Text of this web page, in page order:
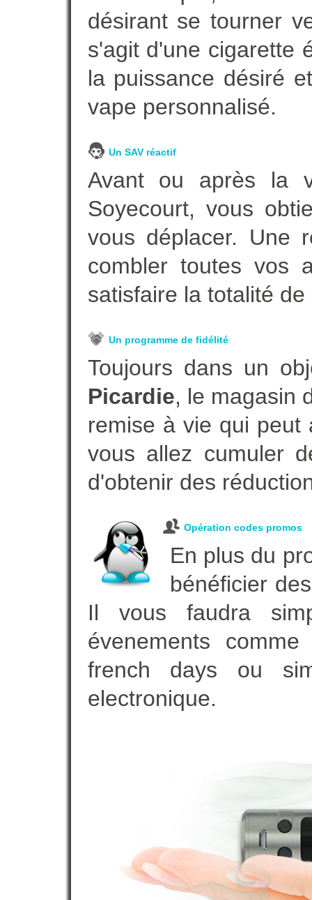
désirant se tourner
s'agit d'une cigarette
la puissance désiré
vape personnalisé.
Un SAV réactif
Avant ou après la
Soyecourt, vous
vous déplacer. Une
combler toutes vos
satisfaire la totalité
Un programme de fidélité
Toujours dans un
Picardie, le magasin
remise à vie qui peut
vous allez cumuler
d'obtenir des
Opération codes promos
En plus du
bénéficier
Il vous faudra
évenements
french days ou
electronique.